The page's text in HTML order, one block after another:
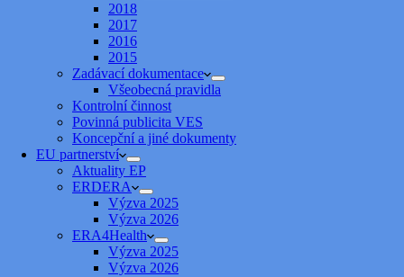
2018
2017
2016
2015
Zadávací dokumentace
Všeobecná pravidla
Kontrolní činnost
Povinná publicita VES
Koncepční a jiné dokumenty
EU partnerství
Aktuality EP
ERDERA
Výzva 2025
Výzva 2026
ERA4Health
Výzva 2025
Výzva 2026